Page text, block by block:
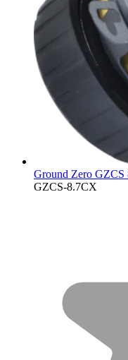
Ground Zero GZCS
GZCS-8.7CX